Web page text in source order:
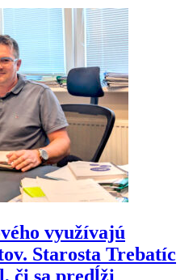
využívajú
Starosta Trebatíc
či sa predĺži